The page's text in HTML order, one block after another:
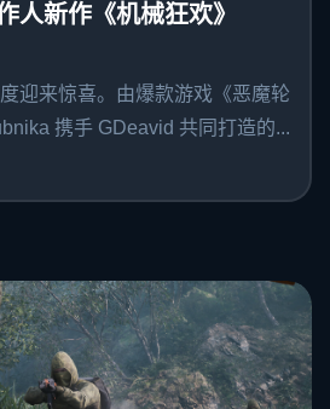
人新作《机械狂欢》
迎来惊喜。由爆款游戏《恶魔轮
携手 GDeavid 共同打造的...